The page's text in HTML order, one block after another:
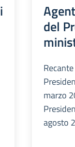
del
marzo
agosto